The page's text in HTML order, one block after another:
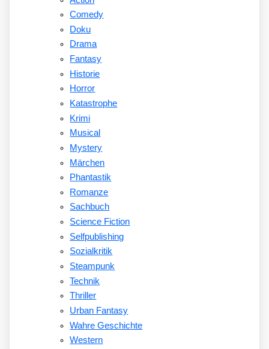
Comedy
Doku
Drama
Fantasy
Historie
Horror
Katastrophe
Krimi
Musical
Mystery
Märchen
Phantastik
Romanze
Sachbuch
Science Fiction
Selfpublishing
Sozialkritik
Steampunk
Technik
Thriller
Urban Fantasy
Wahre Geschichte
Western